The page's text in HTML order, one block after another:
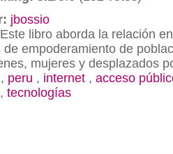
jbossio
Este libro aborda la relación
empoderamiento de
mujeres y desplazados
, peru , internet , acceso
, tecnologías